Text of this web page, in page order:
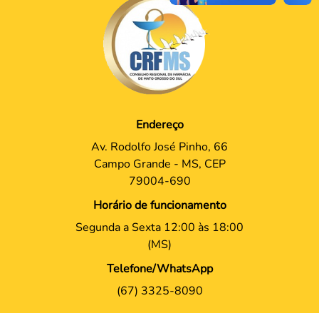
Endereço
Av. Rodolfo José Pinho, 66
Campo Grande - MS, CEP
79004-690
Horário de funcionamento
Segunda a Sexta 12:00 às 18:00
(MS)
Telefone/WhatsApp
(67) 3325-8090